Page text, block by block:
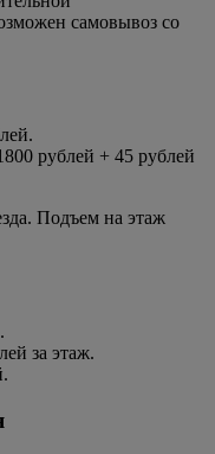
самовывоз со
рублей + 45 рублей
Подъем на этаж
за этаж.